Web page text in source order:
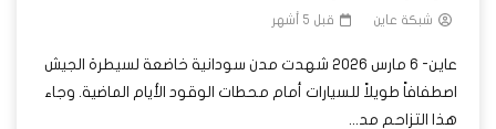
شبكة عاين قبل 5 أشهر
عاين- 6 مارس 2026 شهدت مدن سودانية خاضعة لسيطرة الجيش
اصطفافاً طويلاً للسيارات أمام محطات الوقود الأيام الماضية. وجاء
هذا التزاحم مد...